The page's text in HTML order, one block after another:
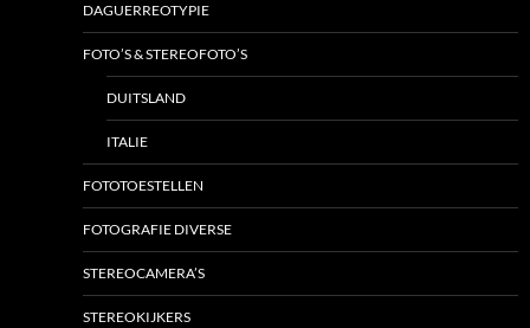
DAGUERREOTYPIE
FOTO’S & STEREOFOTO’S
DUITSLAND
ITALIE
FOTOTOESTELLEN
FOTOGRAFIE DIVERSE
STEREOCAMERA’S
STEREOKIJKERS